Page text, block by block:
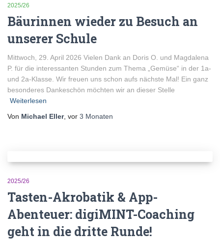
2025/26
Bäurinnen wieder zu Besuch an
unserer Schule
Mittwoch, 29. April 2026 Vielen Dank an Doris O. und Magdalena
P. für die interessanten Stunden zum Thema „Gemüse“ in der 1a-
und 2a-Klasse. Wir freuen uns schon aufs nächste Mal! Ein ganz
besonderes Dankeschön möchten wir an dieser Stelle
Weiterlesen
Von Michael Eller, vor 3 Monaten
2025/26
Tasten-Akrobatik & App-
Abenteuer: digiMINT-Coaching
geht in die dritte Runde!